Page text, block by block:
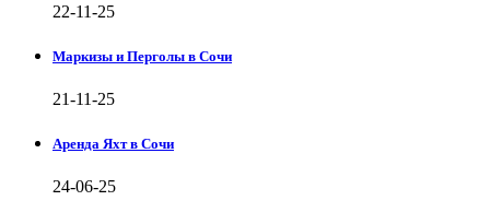
22-11-25
Маркизы и Перголы в Сочи
21-11-25
Аренда Яхт в Сочи
24-06-25